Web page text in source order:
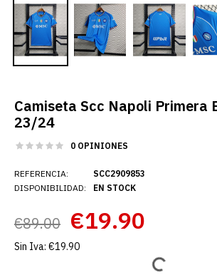
Camiseta Scc Napoli Primera
23/24
0 OPINIONES
REFERENCIA:
DISPONIBILIDAD:
SCC2909853
EN STOCK
€89.00 €19.90
Sin Iva: €19.90